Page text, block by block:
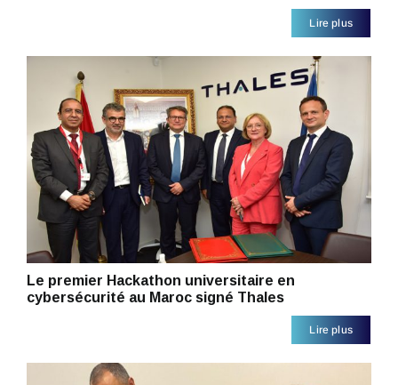
Lire plus
Le premier Hackathon universitaire en
cybersécurité au Maroc signé Thales
Lire plus